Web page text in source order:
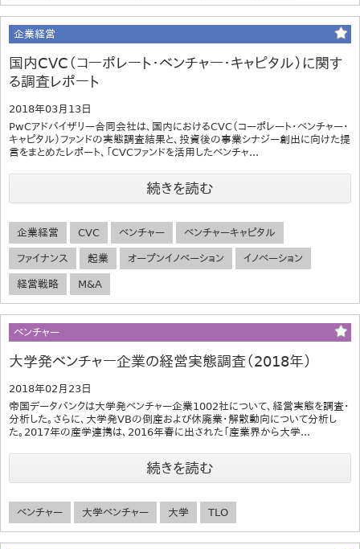
企業経営
国内CVC（コーポレート・ベンチャー・キャピタル）に関す
る調査レポート
2018年03月13日
PwCアドバイザリー合同会社は、国内におけるCVC（コーポレート・ベンチャー・
キャピタル）ファンドの実態調査結果と、投資後の事業シナジー創出に向けた提
言をまとめたレポート、「CVCファンドを活用したベンチャ...
続きを読む
企業経営 CVC ベンチャー ベンチャーキャピタル
ファイナンス 起業 オープンイノベーション イノベーション
経営戦略 M&A
ベンチャー
大学発ベンチャー企業の経営実態調査（2018年）
2018年02月23日
帝国データバンクは大学発ベンチャー企業1002社について、経営実態を調査・
分析した。さらに、大学発VBの倒産および休廃業・解散動向について分析し
た。2017年の産学連携は、2016年春に出された「産業界から大学...
続きを読む
ベンチャー 大学ベンチャー 大学 TLO